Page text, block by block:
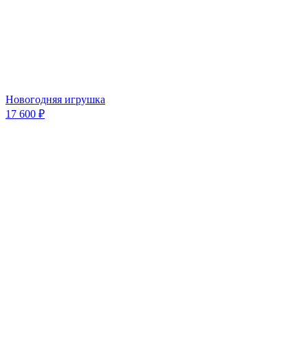
Новогодняя игрушка
17 600 ₽